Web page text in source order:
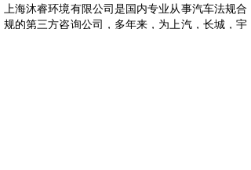
上海沐睿环境有限公司是国内专业从事汽车法规合
规的第三方咨询公司，多年来，为上汽，长城，宇